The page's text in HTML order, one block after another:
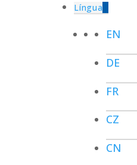
Língua
EN
DE
FR
CZ
CN